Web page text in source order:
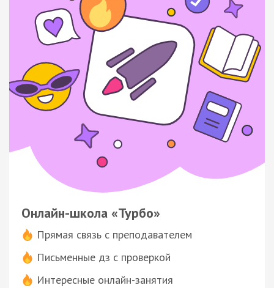
Онлайн-школа «Турбо»
Прямая связь с преподавателем
Письменные дз с проверкой
Интересные онлайн-занятия